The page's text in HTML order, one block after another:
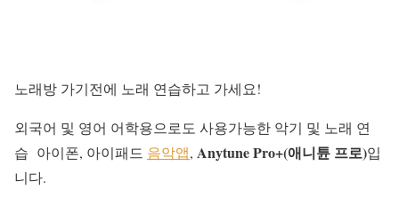
노래방 가기전에 노래 연습하고 가세요!
외국어 및 영어 어학용으로도 사용가능한 악기 및 노래 연
습 아이폰, 아이패드 음악앱, Anytune Pro+(애니튠 프로)입
니다.